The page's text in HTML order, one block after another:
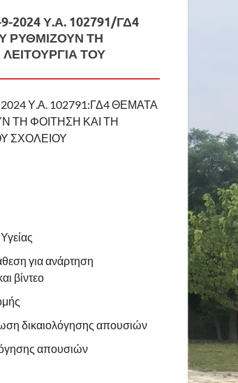
2024 Υ.Α. 102791/ΓΔ4
ΡΥΘΜΙΖΟΥΝ ΤΗ
ΤΟΥ
Υ.Α. 102791:ΓΔ4 ΘΕΜΑΤΑ
ΤΗ ΦΟΙΤΗΣΗ ΚΑΙ ΤΗ
ΣΧΟΛΕΙΟΥ
για ανάρτηση
βίντεο
δικαιολόγησης απουσιών
απουσιών